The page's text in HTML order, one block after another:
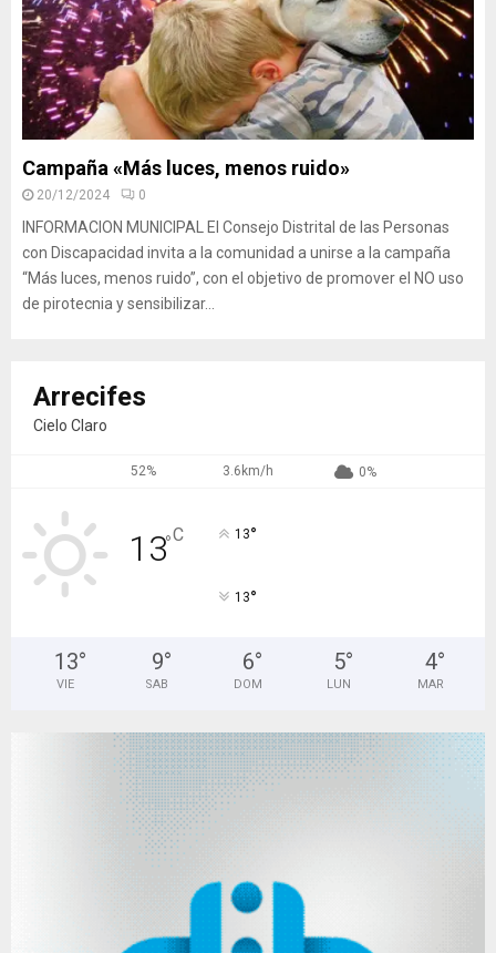
Campaña «Más luces, menos ruido»
20/12/2024 0
INFORMACION MUNICIPAL El Consejo Distrital de las Personas
con Discapacidad invita a la comunidad a unirse a la campaña
“Más luces, menos ruido”, con el objetivo de promover el NO uso
de pirotecnia y sensibilizar...
Arrecifes
Cielo Claro
52% 3.6km/h 0%
13°C 13°
13°
13°
VIE
9°
SAB
6°
DOM
5°
LUN
4°
MAR